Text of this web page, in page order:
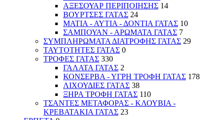
ΑΞΕΣΟΥΑΡ ΠΕΡΙΠΟΙΗΣΗΣ 14
ΒΟΥΡΤΣΕΣ ΓΑΤΑΣ 24
ΜΑΤΙΑ - ΑΥΤΙΑ - ΔΟΝΤΙΑ ΓΑΤΑΣ 10
ΣΑΜΠΟΥΑΝ - ΑΡΩΜΑΤΑ ΓΑΤΑΣ 7
ΣΥΜΠΛΗΡΩΜΑΤΑ ΔΙΑΤΡΟΦΗΣ ΓΑΤΑΣ 29
ΤΑΥΤΟΤΗΤΕΣ ΓΑΤΑΣ 0
ΤΡΟΦΕΣ ΓΑΤΑΣ 330
ΓΑΛΑΤΑ ΓΑΤΑΣ 2
ΚΟΝΣΕΡΒΑ - ΥΓΡΗ ΤΡΟΦΗ ΓΑΤΑΣ 178
ΛΙΧΟΥΔΙΕΣ ΓΑΤΑΣ 38
ΞΗΡΑ ΤΡΟΦΗ ΓΑΤΑΣ 110
ΤΣΑΝΤΕΣ ΜΕΤΑΦΟΡΑΣ - ΚΛΟΥΒΙΑ -
ΚΡΕΒΑΤΑΚΙΑ ΓΑΤΑΣ 23